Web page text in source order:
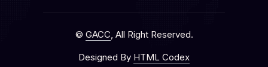
© GACC, All Right Reserved.
Designed By HTML Codex